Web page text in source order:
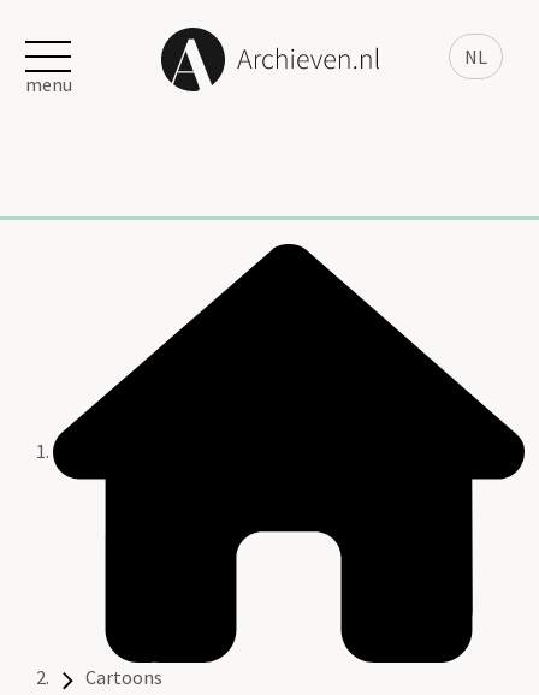
NL
menu
Cartoons